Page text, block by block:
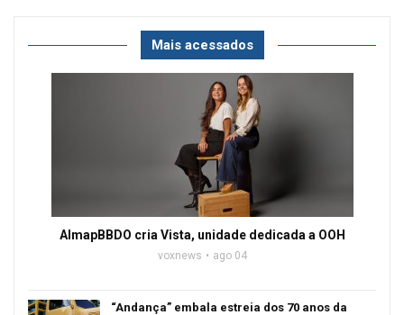
Mais acessados
AlmapBBDO cria Vista, unidade dedicada a OOH
voxnews ago 04
“Andança” embala estreia dos 70 anos da